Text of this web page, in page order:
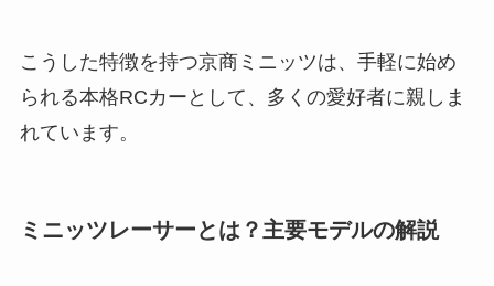
こうした特徴を持つ京商ミニッツは、手軽に始め
られる本格RCカーとして、多くの愛好者に親しま
れています。
ミニッツレーサーとは？主要モデルの解説